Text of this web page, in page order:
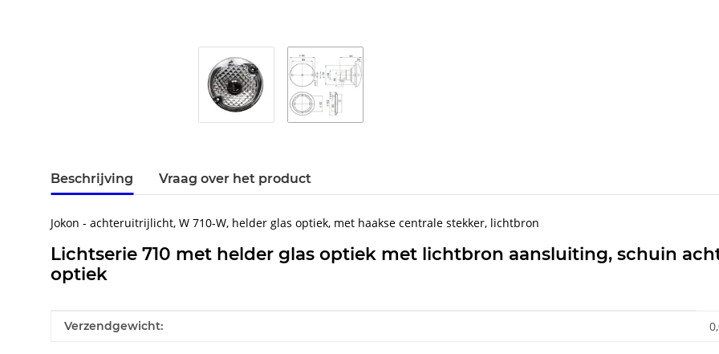
Beschrijving Vraag over het product
Jokon - achteruitrijlicht, W 710-W, helder glas optiek, met haakse centrale stekker, lichtbron
Lichtserie 710 met helder glas optiek met lichtbron aansluiting, schuin
optiek
#productDetails.itemInformation#
#productDetails.itemValue#
Verzendgewicht: